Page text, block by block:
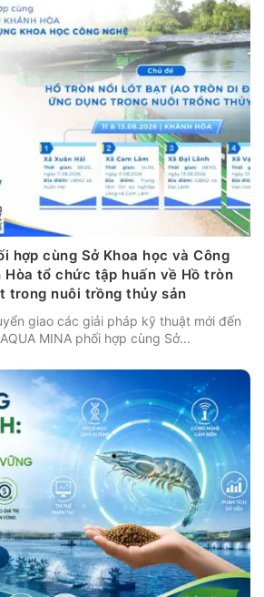
hợp cùng Sở Khoa học và Công
Hòa tổ chức tập huấn về Hồ tròn
trong nuôi trồng thủy sản
giao các giải pháp kỹ thuật mới đến
MINA phối hợp cùng Sở...